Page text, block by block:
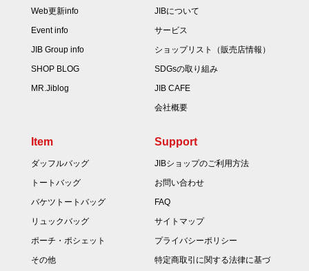
Web更新info
Event info
JIB Group info
SHOP BLOG
MR.Jiblog
JIBについて
サービス
ショップリスト（販売店情報）
SDGsの取り組み
JIB CAFE
会社概要
Item
ダッフルバッグ
トートバッグ
バケツトートバッグ
リュックバッグ
ポーチ・ポシェット
その他
Support
JIBショップのご利用方法
お問い合わせ
FAQ
サイトマップ
プライバシーポリシー
特定商取引に関する法律に基づ